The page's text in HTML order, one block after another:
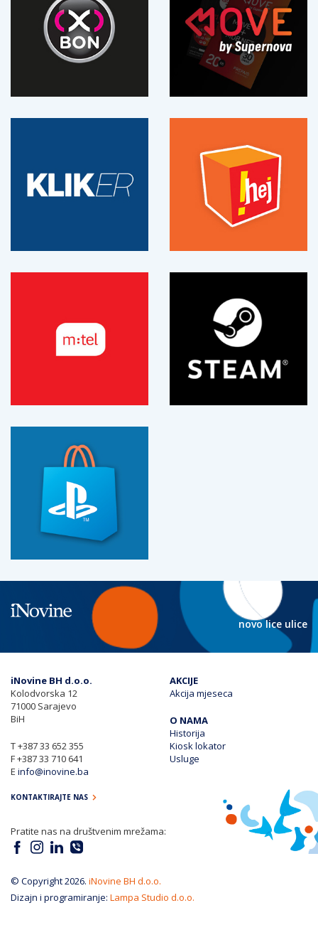
novo lice ulice
iNovine BH d.o.o.
Kolodvorska 12
71000 Sarajevo
BiH
T+387 33 652 355
F+387 33 710 641
E info@inovine.ba
KONTAKTIRAJTE NAS
AKCIJE
Akcija mjeseca
O NAMA
Historija
Kiosk lokator
Usluge
Pratite nas na društvenim mrežama:
© Copyright 2026. iNovine BH d.o.o.
Dizajn i programiranje: Lampa Studio d.o.o.